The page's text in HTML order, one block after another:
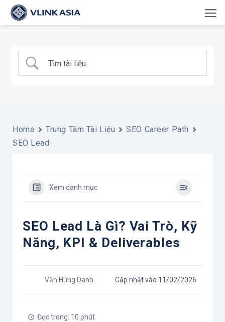
qua
dung
Home Trung Tâm Tài Liệu
SEO Career Path
SEO Lead
Xem danh mục
SEO Lead Là Gì? Vai Trò, Kỹ
Năng, KPI & Deliverables
Văn Hùng Danh Cập nhật vào 11/02/2026
Đọc trong: 10 phút